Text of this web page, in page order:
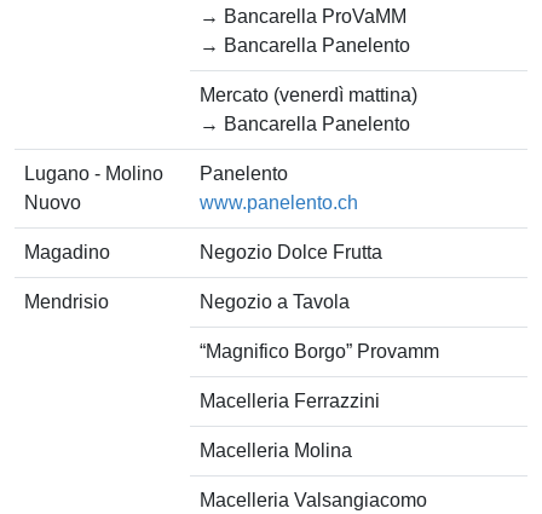
→ Bancarella ProVaMM
→ Bancarella Panelento
Mercato (venerdì mattina)
→ Bancarella Panelento
Lugano - Molino
Nuovo
Panelento
www.panelento.ch
Magadino Negozio Dolce Frutta
Mendrisio Negozio a Tavola
“Magnifico Borgo” Provamm
Macelleria Ferrazzini
Macelleria Molina
Macelleria Valsangiacomo